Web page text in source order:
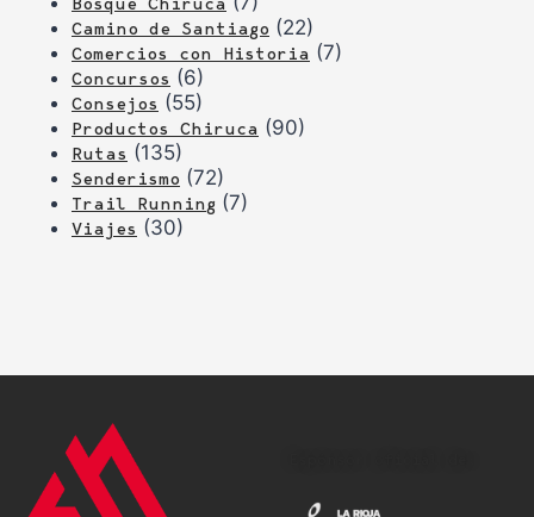
Camino de Santiago (22)
Comercios con Historia (7)
Concursos (6)
Consejos (55)
Productos Chiruca (90)
Rutas (135)
Senderismo (72)
Trail Running (7)
Viajes (30)